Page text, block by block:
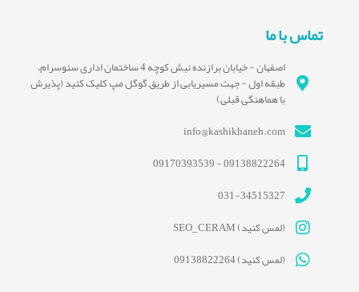
تماس با ما
اصفهان - خیابان برازنده نبش کوچه 4 ساختمان اداری سئوسرام،
طبقه اول - جهت مسیریابی از طریق گوگل مپ کلیک کنید (پذیرش
با هماهنگی قبلی)
info@kashikhaneh.com
09138822264 - 09170393539
031-34515327
(لمس کنید) SEO_CERAM
(لمس کنید) 09138822264